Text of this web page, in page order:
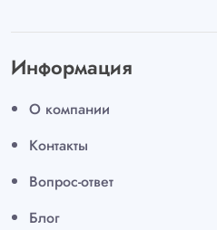
Информация
О компании
Контакты
Вопрос-ответ
Блог